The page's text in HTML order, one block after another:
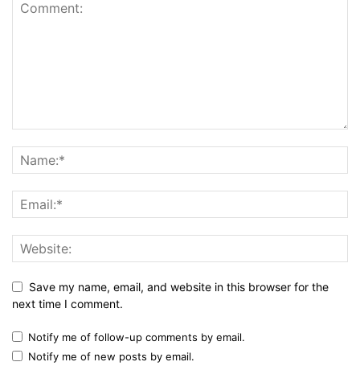
Save my name, email, and website in this browser for the
next time I comment.
Notify me of follow-up comments by email.
Notify me of new posts by email.